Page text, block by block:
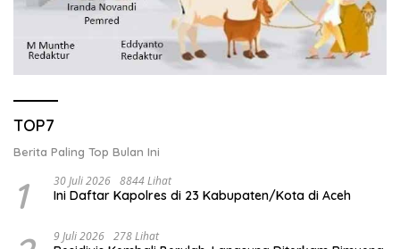
TOP7
Berita Paling Top Bulan Ini
1 30 Juli 2026 8844 Lihat
Ini Daftar Kapolres di 23 Kabupaten/Kota di Aceh
9 Juli 2026 278 Lihat